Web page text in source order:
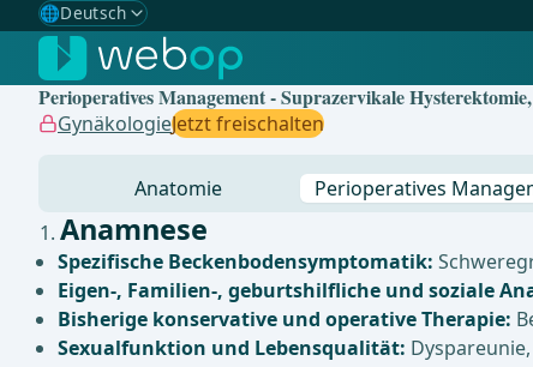
🌐Deutsch
Gewählte Sprache: Deutsch
🇩🇪 Deutsch ✓
🇬🇧English
Perioperatives Management - Suprazervikale
GynäkologieJetzt freischalten
Anatomie Perioperatives
Anamnese
Spezifische Beckenbodensymptomatik:
Eigen-, Familien-, geburtshilfliche und soziale
Bisherige konservative und operative Therapie:
Sexualfunktion und Lebensqualität: